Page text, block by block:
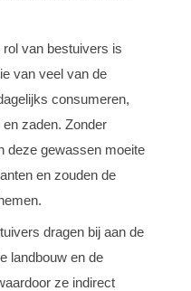
van bestuivers is
van veel van de
consumeren,
zaden. Zonder
deze gewassen moeite
en zouden de
dragen bij aan de
landbouw en de
ze indirect